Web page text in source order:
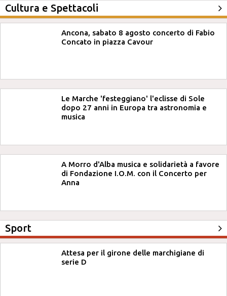
Cultura e Spettacoli
Ancona, sabato 8 agosto concerto di Fabio
Concato in piazza Cavour
Le Marche 'festeggiano' l'eclisse di Sole
dopo 27 anni in Europa tra astronomia e
musica
A Morro d'Alba musica e solidarietà a favore
di Fondazione I.O.M. con il Concerto per
Anna
Sport
Attesa per il girone delle marchigiane di
serie D